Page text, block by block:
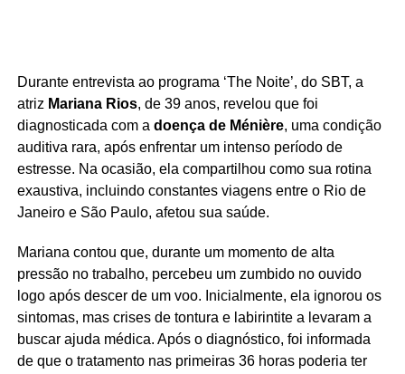
Durante entrevista ao programa ‘The Noite’, do SBT, a
atriz Mariana Rios, de 39 anos, revelou que foi
diagnosticada com a doença de Ménière, uma condição
auditiva rara, após enfrentar um intenso período de
estresse. Na ocasião, ela compartilhou como sua rotina
exaustiva, incluindo constantes viagens entre o Rio de
Janeiro e São Paulo, afetou sua saúde.
Mariana contou que, durante um momento de alta
pressão no trabalho, percebeu um zumbido no ouvido
logo após descer de um voo. Inicialmente, ela ignorou os
sintomas, mas crises de tontura e labirintite a levaram a
buscar ajuda médica. Após o diagnóstico, foi informada
de que o tratamento nas primeiras 36 horas poderia ter